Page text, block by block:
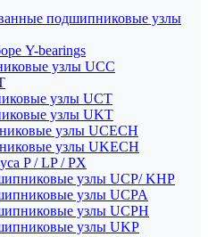
подшипниковые узлы
Y-bearings
узлы UCC
узлы UCT
узлы UKT
узлы UCECH
узлы UKECH
P / LP / PX
узлы UCP/ KHP
узлы UCPA
узлы UCPH
узлы UKP